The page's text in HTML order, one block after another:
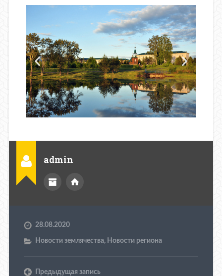
admin
28.08.2020
Новости землячества, Новости региона
Предыдущая запись